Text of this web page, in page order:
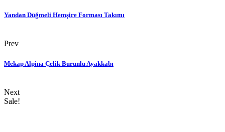
Yandan Düğmeli Hemşire Forması Takımı
Prev
Mekap Alpina Çelik Burunlu Ayakkabı
Next
Sale!